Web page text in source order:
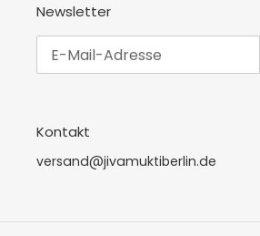
Newsletter
Kontakt
versand@jivamuktiberlin.de